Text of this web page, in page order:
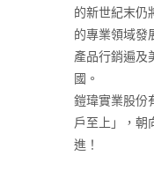
的新世紀末仍
的專業領域發
產品行銷遍及
國。
鎧瑋實業股份
戶至上」，朝
進！